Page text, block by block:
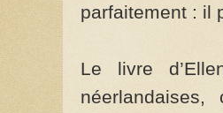
parfaitement : il
Le livre